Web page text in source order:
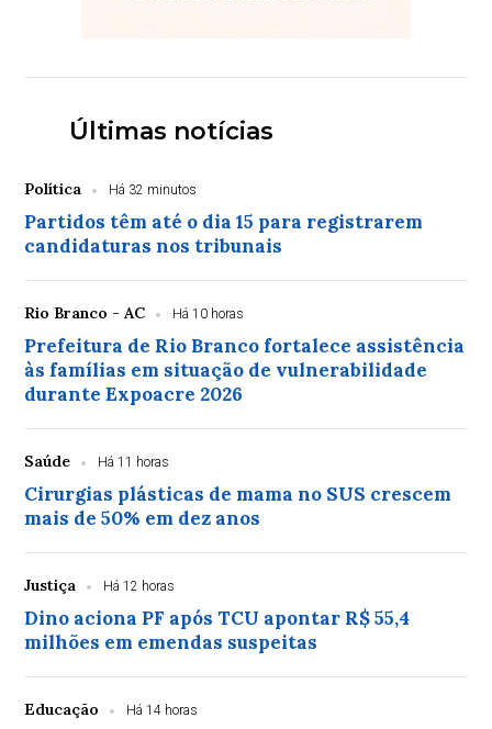
Últimas notícias
Política Há 32 minutos
Partidos têm até o dia 15 para registrarem
candidaturas nos tribunais
Rio Branco - AC Há 10 horas
Prefeitura de Rio Branco fortalece assistência
às famílias em situação de vulnerabilidade
durante Expoacre 2026
Saúde Há 11 horas
Cirurgias plásticas de mama no SUS crescem
mais de 50% em dez anos
Justiça Há 12 horas
Dino aciona PF após TCU apontar R$ 55,4
milhões em emendas suspeitas
Educação Há 14 horas